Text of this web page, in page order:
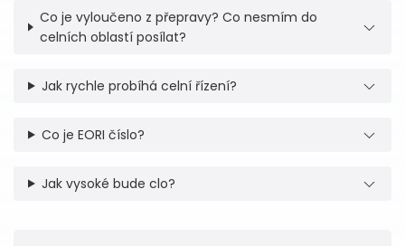
Co je vyloučeno z přepravy? Co nesmím do
celních oblastí posílat?
Jak rychle probíhá celní řízení?
Co je EORI číslo?
Jak vysoké bude clo?